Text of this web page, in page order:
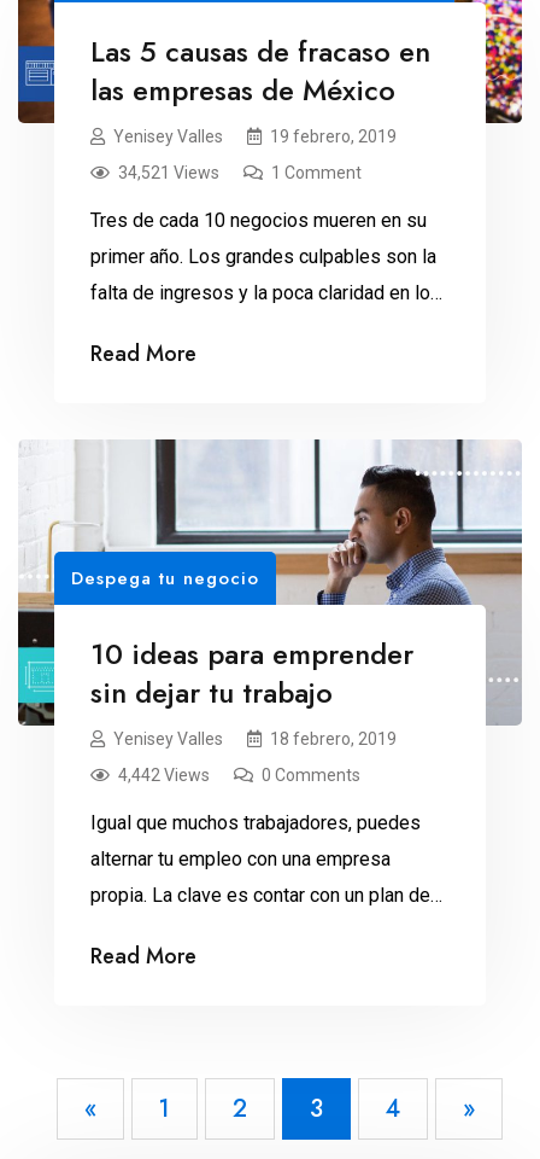
Las 5 causas de fracaso en
las empresas de México
Yenisey Valles
19 febrero, 2019
34,521 Views
1 Comment
Tres de cada 10 negocios mueren en su
primer año. Los grandes culpables son la
falta de ingresos y la poca claridad en los
Emprendimiento Eugenio Garza Lagüera.
México, mayores son sus probabilidades
de quebrar. Durante el primer año de
operaciones, únicamente el 33 […]
Read More
Despega tu negocio
10 ideas para emprender
sin dejar tu trabajo
Yenisey Valles
18 febrero, 2019
4,442 Views
0 Comments
Igual que muchos trabajadores, puedes
alternar tu empleo con una empresa
propia. La clave es contar con un plan de
negocio propio puede ser la fuente de
retiro. El problema es que pocos pueden
[…]
Read More
« 1 2 3 4 »